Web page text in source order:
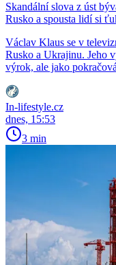
Skandální slova z úst
Rusko a spousta lidí si
Václav Klaus se v
Rusko a Ukrajinu. Jeho
výrok, ale jako
In-lifestyle.cz
dnes, 15:53
3 min